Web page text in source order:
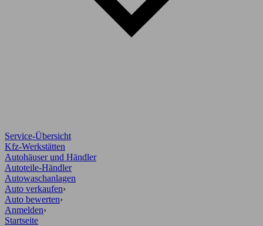
Service-Übersicht
Kfz-Werkstätten
Autohäuser und Händler
Autoteile-Händler
Autowaschanlagen
Auto verkaufen›
Auto bewerten›
Anmelden›
Startseite